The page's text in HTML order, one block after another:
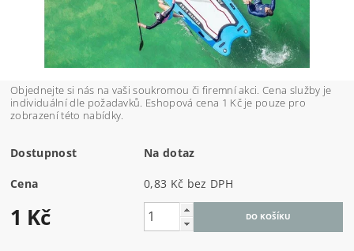
Objednejte si nás na vaši soukromou či firemní akci. Cena služby je
individuální dle požadavků. Eshopová cena 1 Kč je pouze pro
zobrazení této nabídky.
Dostupnost Na dotaz
Cena 0,83 Kč bez DPH
1 Kč